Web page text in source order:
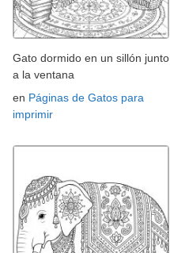
Gato dormido en un sillón junto
a la ventana
en Páginas de Gatos para
imprimir